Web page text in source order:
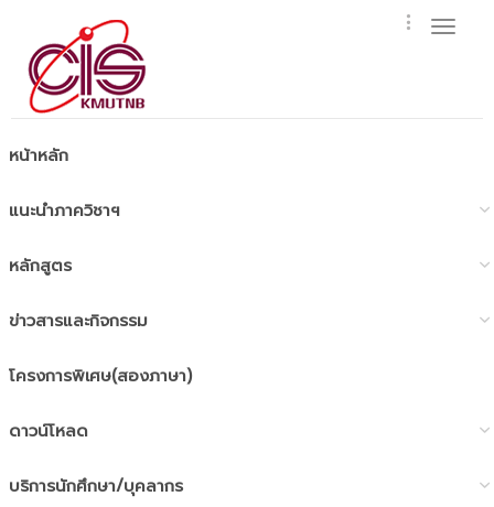
หน้าหลัก
แนะนำภาควิชาฯ
หลักสูตร
ข่าวสารและกิจกรรม
โครงการพิเศษ(สองภาษา)
ดาวน์โหลด
บริการนักศึกษา/บุคลากร